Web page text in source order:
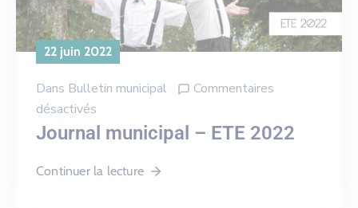
22 juin 2022
Dans Bulletin municipal
Commentaires
désactivés
Journal municipal – ETE 2022
Continuer la lecture